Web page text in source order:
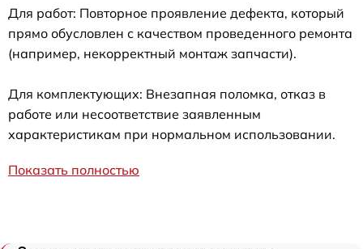
Для работ: Повторное проявление дефекта, который
прямо обусловлен с качеством проведенного ремонта
(например, некорректный монтаж запчасти).
Для комплектующих: Внезапная поломка, отказ в
работе или несоответствие заявленным
характеристикам при нормальном использовании.
Показать полностью